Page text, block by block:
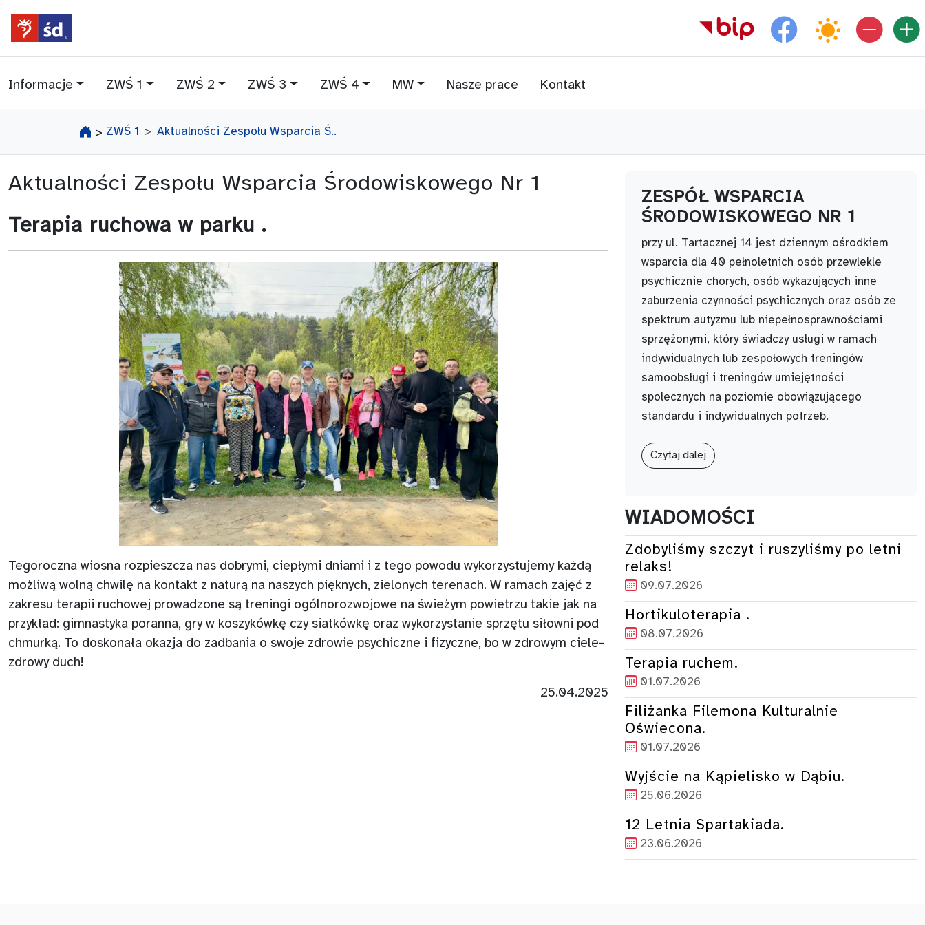
przejdź do głównego menu Facebook jednostki
Informacje ZWŚ 1 ZWŚ 2 ZWŚ 3 ZWŚ 4 MW Nasze prace Kontakt
> ZWŚ 1 Aktualności Zespołu Wsparcia Ś..
Aktualności Zespołu Wsparcia Środowiskowego Nr 1
Terapia ruchowa w parku .
Tegoroczna wiosna rozpieszcza nas dobrymi, ciepłymi dniami i z tego powodu wykorzystujemy każdą
możliwą wolną chwilę na kontakt z naturą na naszych pięknych, zielonych terenach. W ramach zajęć z
zakresu terapii ruchowej prowadzone są treningi ogólnorozwojowe na świeżym powietrzu takie jak na
przykład: gimnastyka poranna, gry w koszykówkę czy siatkówkę oraz wykorzystanie sprzętu siłowni pod
chmurką. To doskonała okazja do zadbania o swoje zdrowie psychiczne i fizyczne, bo w zdrowym ciele-
zdrowy duch!
25.04.2025
ZESPÓŁ WSPARCIA
ŚRODOWISKOWEGO NR 1
przy ul. Tartacznej 14 jest dziennym ośrodkiem
wsparcia dla 40 pełnoletnich osób przewlekle
psychicznie chorych, osób wykazujących inne
zaburzenia czynności psychicznych oraz osób ze
spektrum autyzmu lub niepełnosprawnościami
sprzężonymi, który świadczy usługi w ramach
indywidualnych lub zespołowych treningów
samoobsługi i treningów umiejętności
społecznych na poziomie obowiązującego
standardu i indywidualnych potrzeb.
Czytaj dalej
WIADOMOŚCI
Zdobyliśmy szczyt i ruszyliśmy po letni
relaks!
09.07.2026
Hortikuloterapia .
08.07.2026
Terapia ruchem.
01.07.2026
Filiżanka Filemona Kulturalnie
Oświecona.
01.07.2026
Wyjście na Kąpielisko w Dąbiu.
25.06.2026
12 Letnia Spartakiada.
23.06.2026